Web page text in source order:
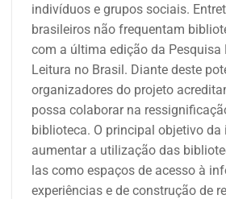
indivíduos e grupos sociais.
brasileiros não frequentam
com a última edição da Pesquisa
Leitura no Brasil. Diante deste
organizadores do projeto
possa colaborar na
biblioteca. O principal objetivo da
aumentar a utilização das
las como espaços de acesso à
experiências e de construção de